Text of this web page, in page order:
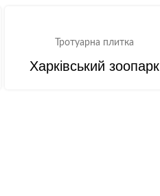
Тротуарна плитка
Харківський зоопарк